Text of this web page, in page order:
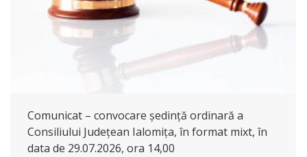
Comunicat – convocare ședință ordinară a
Consiliului Județean Ialomița, în format mixt, în
data de 29.07.2026, ora 14,00